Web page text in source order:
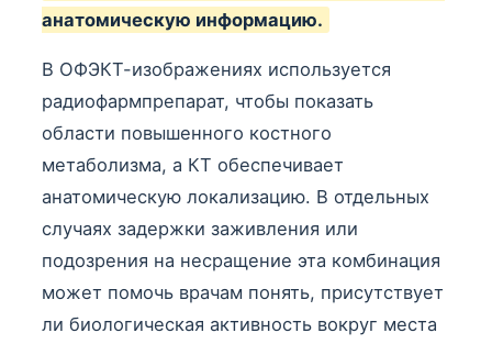
анатомическую информацию.
В ОФЭКТ-изображениях используется
радиофармпрепарат, чтобы показать
области повышенного костного
метаболизма, а КТ обеспечивает
анатомическую локализацию. В отдельных
случаях задержки заживления или
подозрения на несращение эта комбинация
может помочь врачам понять, присутствует
ли биологическая активность вокруг места